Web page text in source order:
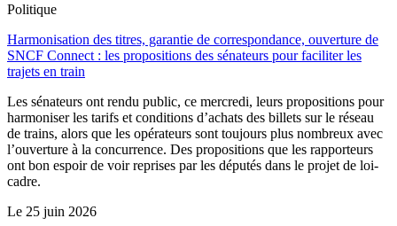
Politique
Harmonisation des titres, garantie de correspondance, ouverture de
SNCF Connect : les propositions des sénateurs pour faciliter les
trajets en train
Les sénateurs ont rendu public, ce mercredi, leurs propositions pour
harmoniser les tarifs et conditions d’achats des billets sur le réseau
de trains, alors que les opérateurs sont toujours plus nombreux avec
l’ouverture à la concurrence. Des propositions que les rapporteurs
ont bon espoir de voir reprises par les députés dans le projet de loi-
cadre.
Le 25 juin 2026